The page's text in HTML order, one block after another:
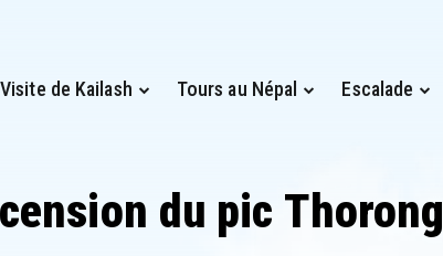
Visite de Kailash Tours au Népal Escalade
du pic Thorong